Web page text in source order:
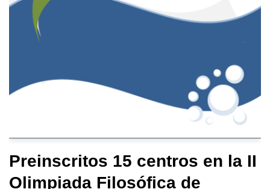
Preinscritos 15 centros en la II
Olimpiada Filosófica de